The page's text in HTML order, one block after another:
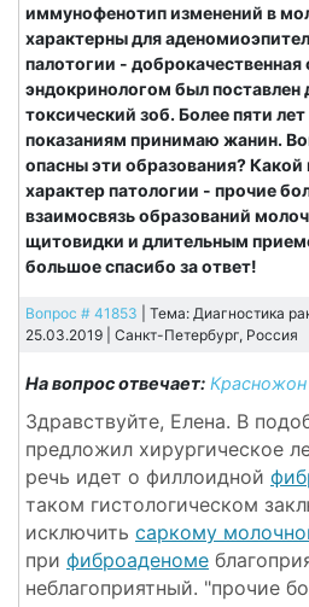
иммунофенотип изменений в
характерны для
палотогии -
эндокринологом был поставлен
токсический зоб. Более пяти
показаниям принимаю жанин.
опасны эти образования? Какой
характер патологии - прочие
взаимосвязь образований
щитовидки и длительным
большое спасибо за ответ!
Вопрос # 41853 | Тема: Диагностика
25.03.2019 | Санкт-Петербург, Россия
На вопрос отвечает:
Здравствуйте, Елена. В
предложил хирургическое
речь идет о филлоидной
таком гистологическом
исключить саркому
при фиброаденоме
неблагоприятный. "прочие